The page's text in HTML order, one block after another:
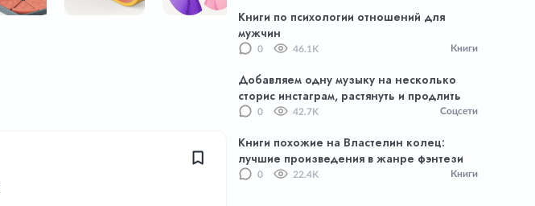
Книги по психологии отношений для
мужчин
0 46.1K Книги
Добавляем одну музыку на несколько
сторис инстаграм, растянуть и продлить
0 42.7K Соцсети
Книги похожие на Властелин колец:
лучшие произведения в жанре фэнтези
0 22.4K Книги